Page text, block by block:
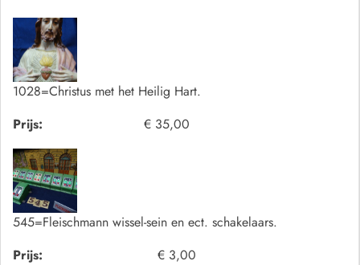
1028=Christus met het Heilig Hart.
Prijs:
€ 35,00
545=Fleischmann wissel-sein en ect. schakelaars.
Prijs:
€ 3,00